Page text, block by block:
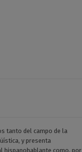
tanto del campo de la
y presenta
hispanohablante como, por